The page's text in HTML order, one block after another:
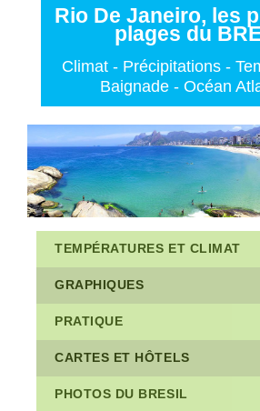
Rio De Janeiro, les
plages du
Climat - Précipitations -
Baignade - Océan
TEMPÉRATURES ET CLIMAT
GRAPHIQUES
PRATIQUE
CARTES ET HÔTELS
PHOTOS DU BRESIL